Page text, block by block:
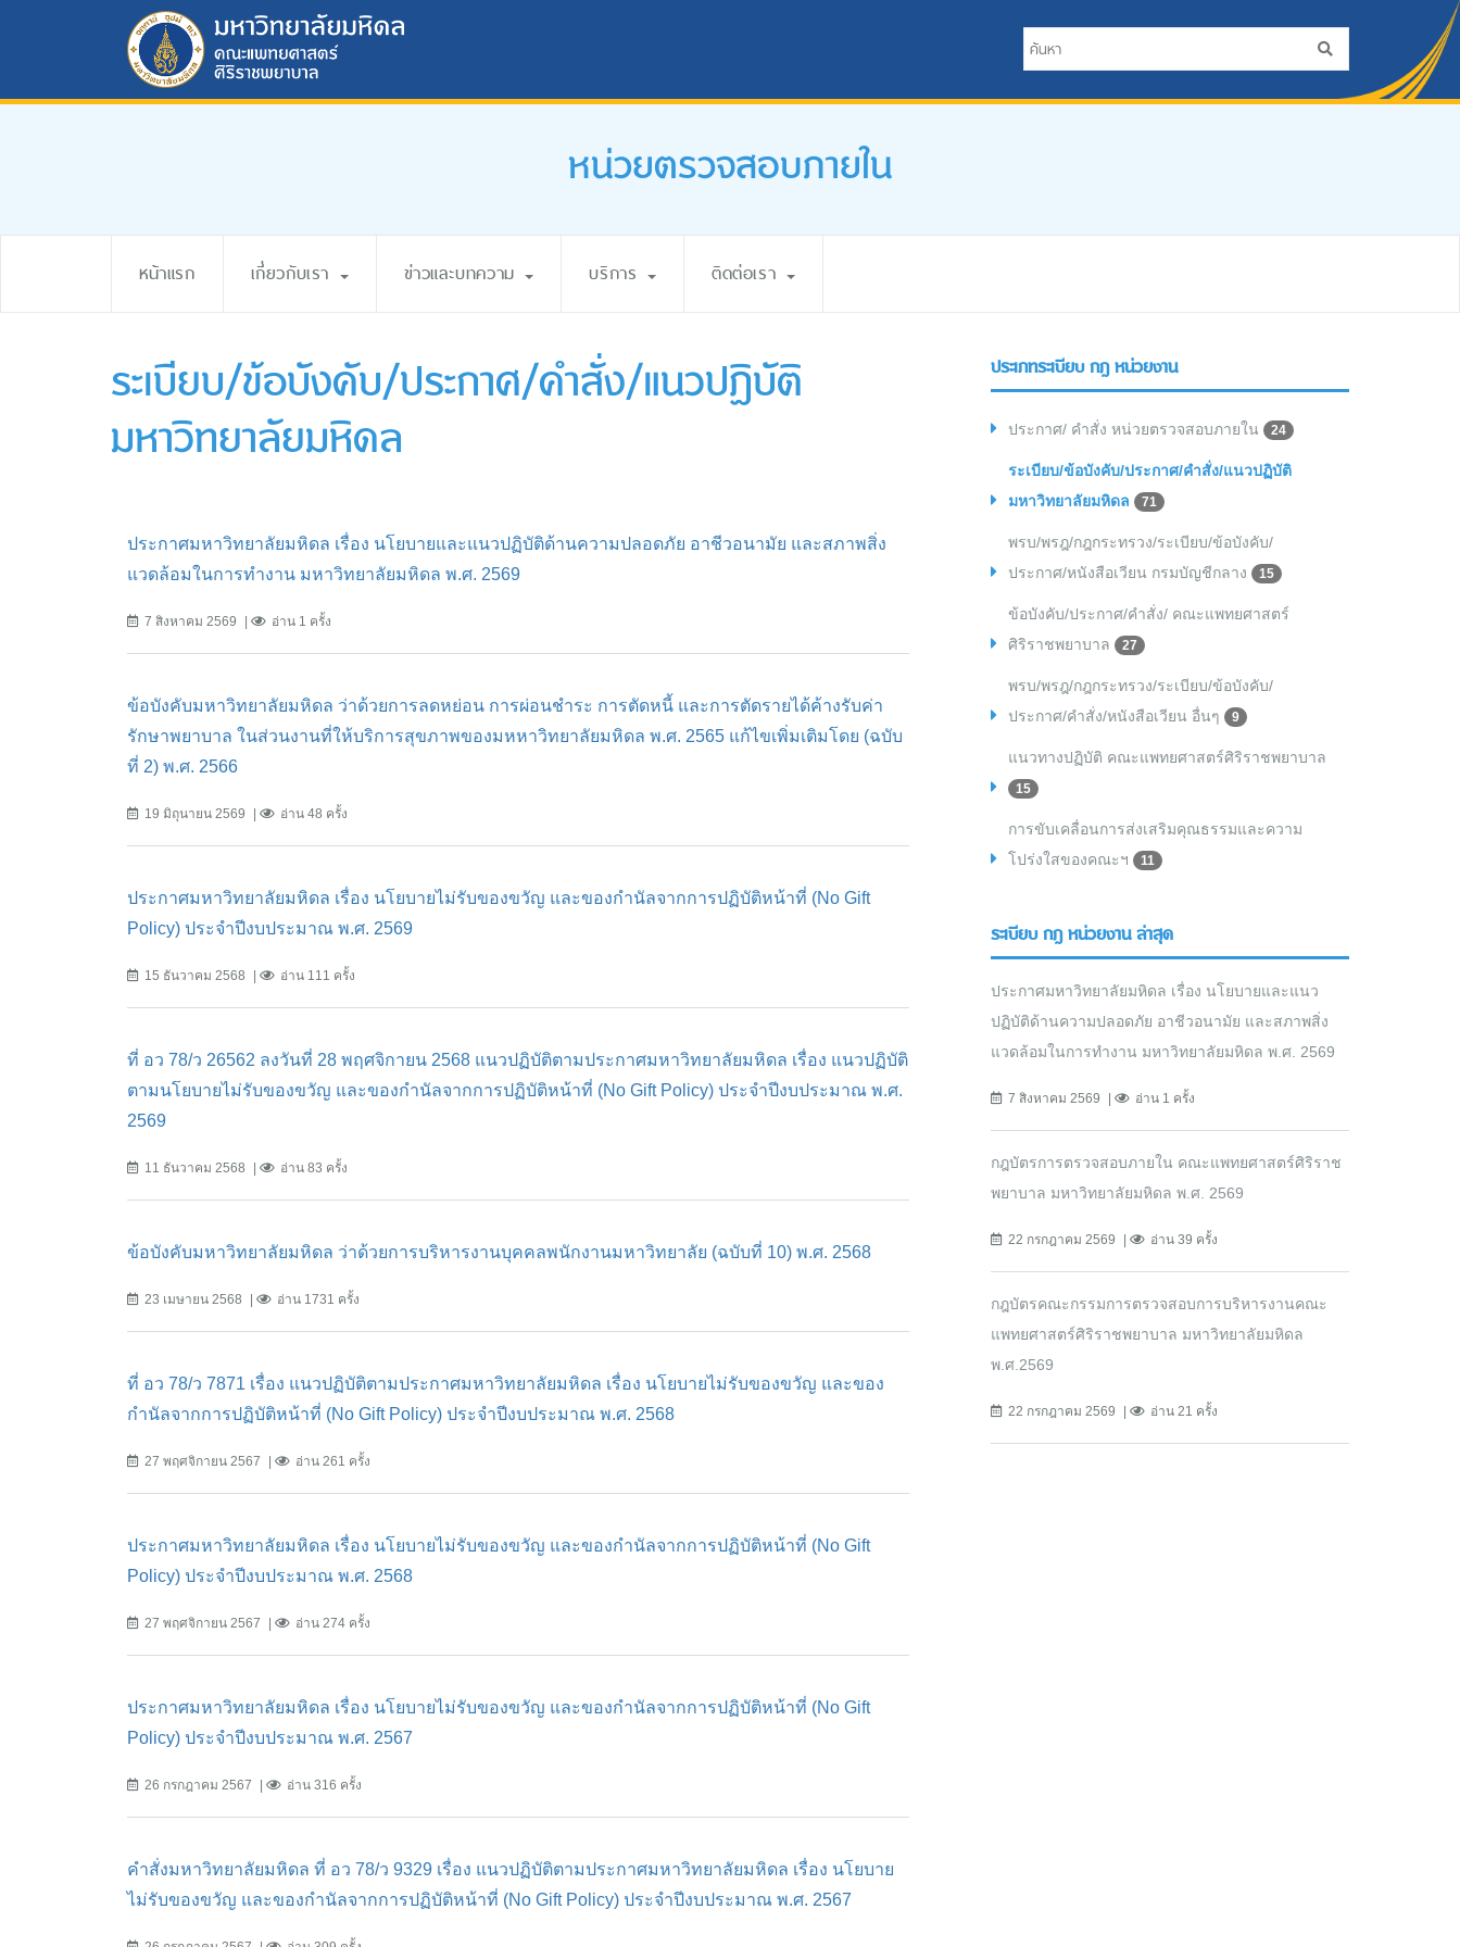
หน่วยตรวจสอบภายใน
หน้าแรก เกี่ยวกับเรา ข่าวและบทความ บริการ ติดต่อเรา
ระเบียบ/ข้อบังคับ/ประกาศ/คำสั่ง/แนวปฏิบัติ
มหาวิทยาลัยมหิดล
ประกาศมหาวิทยาลัยมหิดล เรื่อง นโยบายและแนวปฏิบัติด้านความปลอดภัย อาชีวอนามัย และสภาพสิ่ง
แวดล้อมในการทำงาน มหาวิทยาลัยมหิดล พ.ศ. 2569
7 สิงหาคม 2569 อ่าน 1 ครั้ง
ข้อบังคับมหาวิทยาลัยมหิดล ว่าด้วยการลดหย่อน การผ่อนชำระ การตัดหนี้ และการตัดรายได้ค้างรับค่า
รักษาพยาบาล ในส่วนงานที่ให้บริการสุขภาพของมหหาวิทยาลัยมหิดล พ.ศ. 2565 แก้ไขเพิ่มเติมโดย (ฉบับ
ที่ 2) พ.ศ. 2566
19 มิถุนายน 2569 อ่าน 48 ครั้ง
ประกาศมหาวิทยาลัยมหิดล เรื่อง นโยบายไม่รับของขวัญ และของกำนัลจากการปฏิบัติหน้าที่ (No Gift
Policy) ประจำปีงบประมาณ พ.ศ. 2569
15 ธันวาคม 2568 อ่าน 111 ครั้ง
ที่ อว 78/ว 26562 ลงวันที่ 28 พฤศจิกายน 2568 แนวปฏิบัติตามประกาศมหาวิทยาลัยมหิดล เรื่อง แนวปฏิบัติ
ตามนโยบายไม่รับของขวัญ และของกำนัลจากการปฏิบัติหน้าที่ (No Gift Policy) ประจำปีงบประมาณ พ.ศ.
2569
11 ธันวาคม 2568 อ่าน 83 ครั้ง
ข้อบังคับมหาวิทยาลัยมหิดล ว่าด้วยการบริหารงานบุคคลพนักงานมหาวิทยาลัย (ฉบับที่ 10) พ.ศ. 2568
23 เมษายน 2568 อ่าน 1731 ครั้ง
ที่ อว 78/ว 7871 เรื่อง แนวปฏิบัติตามประกาศมหาวิทยาลัยมหิดล เรื่อง นโยบายไม่รับของขวัญ และของ
กำนัลจากการปฏิบัติหน้าที่ (No Gift Policy) ประจำปีงบประมาณ พ.ศ. 2568
27 พฤศจิกายน 2567 อ่าน 261 ครั้ง
ประกาศมหาวิทยาลัยมหิดล เรื่อง นโยบายไม่รับของขวัญ และของกำนัลจากการปฏิบัติหน้าที่ (No Gift
Policy) ประจำปีงบประมาณ พ.ศ. 2568
27 พฤศจิกายน 2567 อ่าน 274 ครั้ง
ประกาศมหาวิทยาลัยมหิดล เรื่อง นโยบายไม่รับของขวัญ และของกำนัลจากการปฏิบัติหน้าที่ (No Gift
Policy) ประจำปีงบประมาณ พ.ศ. 2567
26 กรกฎาคม 2567 อ่าน 316 ครั้ง
คำสั่งมหาวิทยาลัยมหิดล ที่ อว 78/ว 9329 เรื่อง แนวปฏิบัติตามประกาศมหาวิทยาลัยมหิดล เรื่อง นโยบาย
ไม่รับของขวัญ และของกำนัลจากการปฏิบัติหน้าที่ (No Gift Policy) ประจำปีงบประมาณ พ.ศ. 2567
ประเภทระเบียบ กฎ หน่วยงาน
ประกาศ/ คำสั่ง หน่วยตรวจสอบภายใน 24
ระเบียบ/ข้อบังคับ/ประกาศ/คำสั่ง/แนวปฏิบัติ
มหาวิทยาลัยมหิดล
71
พรบ/พรฎ/กฎกระทรวง/ระเบียบ/ข้อบังคับ/
ประกาศ/หนังสือเวียน กรมบัญชีกลาง
15
ข้อบังคับ/ประกาศ/คำสั่ง/ คณะแพทยศาสตร์
ศิริราชพยาบาล
27
พรบ/พรฎ/กฎกระทรวง/ระเบียบ/ข้อบังคับ/
ประกาศ/คำสั่ง/หนังสือเวียน อื่นๆ
9
แนวทางปฏิบัติ คณะแพทยศาสตร์ศิริราชพยาบาล
15
การขับเคลื่อนการส่งเสริมคุณธรรมและความ
โปร่งใสของคณะฯ
11
ระเบียบ กฎ หน่วยงาน ล่าสุด
ประกาศมหาวิทยาลัยมหิดล เรื่อง นโยบายและแนว
ปฏิบัติด้านความปลอดภัย อาชีวอนามัย และสภาพสิ่ง
แวดล้อมในการทำงาน มหาวิทยาลัยมหิดล พ.ศ. 2569
7 สิงหาคม 2569 อ่าน 1 ครั้ง
กฎบัตรการตรวจสอบภายใน คณะแพทยศาสตร์ศิริราช
พยาบาล มหาวิทยาลัยมหิดล พ.ศ. 2569
22 กรกฎาคม 2569 อ่าน 39 ครั้ง
กฎบัตรคณะกรรมการตรวจสอบการบริหารงานคณะ
แพทยศาสตร์ศิริราชพยาบาล มหาวิทยาลัยมหิดล
พ.ศ.2569
22 กรกฎาคม 2569 อ่าน 21 ครั้ง